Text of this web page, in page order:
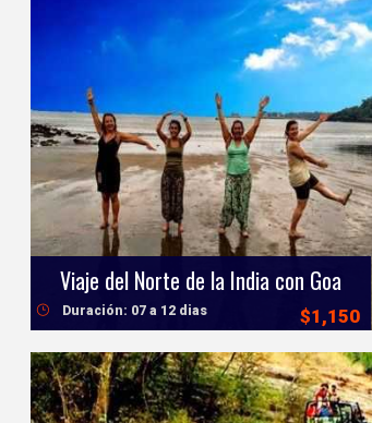
Viaje del Norte de la India con Goa
$1,150
Duración: 07 a 12 dias